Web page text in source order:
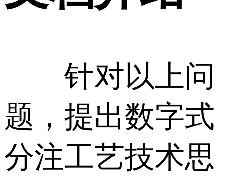
针对以上问
题，提出数字式
分注工艺技术思